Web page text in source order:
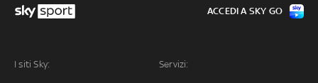
I siti Sky: Servizi:
ACCEDI A SKY GO